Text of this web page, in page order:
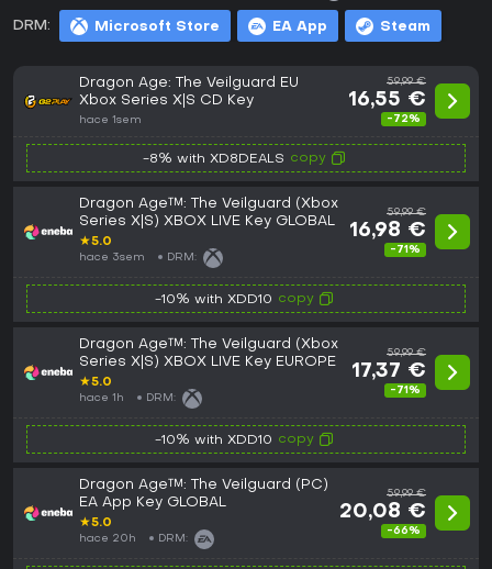
DRM: Microsoft Store EA App Steam
Dragon Age: The Veilguard EU
Xbox Series X|S CD Key
hace 1sem
59,99 €
16,55 €
-72%
-8% with XD8DEALS copy
Dragon Age™: The Veilguard (Xbox
Series X|S) XBOX LIVE Key GLOBAL
★5.0
hace 3sem DRM:
59,99 €
16,98 €
-71%
-10% with XDD10 copy
Dragon Age™: The Veilguard (Xbox
Series X|S) XBOX LIVE Key EUROPE
★5.0
hace 1h DRM:
59,99 €
17,37 €
-71%
-10% with XDD10 copy
Dragon Age™: The Veilguard (PC)
EA App Key GLOBAL
★5.0
hace 20h DRM:
59,99 €
20,08 €
-66%